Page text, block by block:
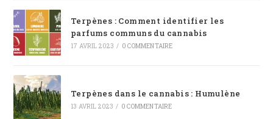
Terpènes : Comment identifier les
parfums communs du cannabis
17 AVRIL 2023 / 0 COMMENTAIRE
Terpènes dans le cannabis : Humulène
13 AVRIL 2023 / 0 COMMENTAIRE